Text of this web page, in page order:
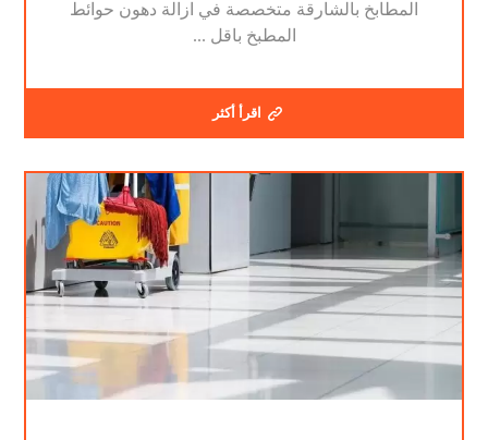
المطابخ بالشارقة متخصصة في ازالة دهون حوائط
المطبخ باقل ...
اقرأ أكثر